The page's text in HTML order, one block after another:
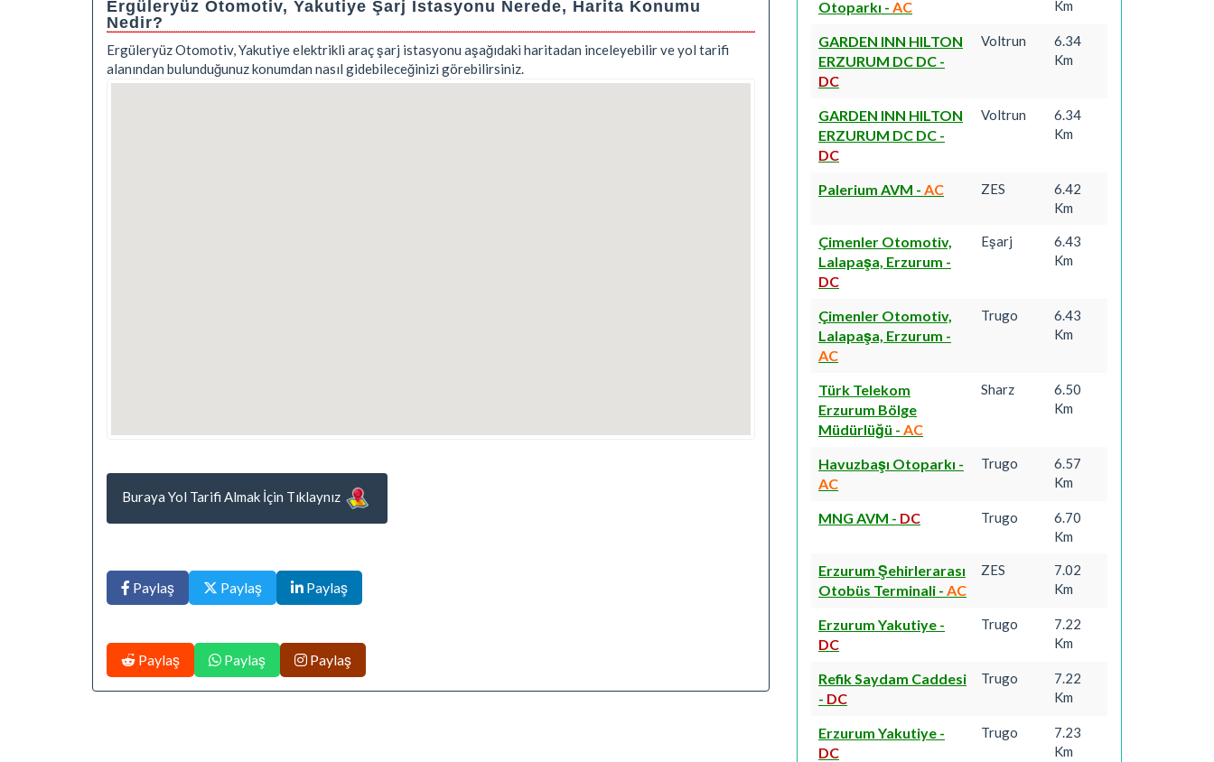
Ergüleryüz Otomotiv, Yakutiye Şarj İstasyonu Nerede, Harita Konumu
Nedir?
Ergüleryüz Otomotiv, Yakutiye elektrikli araç şarj istasyonu aşağıdaki haritadan inceleyebilir ve yol tarifi
alanından bulunduğunuz konumdan nasıl gidebileceğinizi görebilirsiniz.
Buraya Yol Tarifi Almak İçin Tıklaynız
Paylaş Paylaş Paylaş
Paylaş Paylaş Paylaş
Otoparkı - AC
Km
GARDEN INN HILTON
ERZURUM DC DC -
DC
Voltrun
6.34
Km
GARDEN INN HILTON
ERZURUM DC DC -
DC
Voltrun
6.34
Km
Palerium AVM - AC ZES
6.42
Km
Çimenler Otomotiv,
Lalapaşa, Erzurum -
DC
Eşarj
6.43
Km
Çimenler Otomotiv,
Lalapaşa, Erzurum -
AC
Trugo
6.43
Km
Türk Telekom
Erzurum Bölge
Müdürlüğü - AC
Sharz
6.50
Km
Havuzbaşı Otoparkı -
AC
Trugo
6.57
Km
MNG AVM - DC Trugo
6.70
Km
Erzurum Şehirlerarası
Otobüs Terminali - AC
ZES
7.02
Km
Erzurum Yakutiye -
DC
Trugo
7.22
Km
Refik Saydam Caddesi
- DC
Trugo
7.22
Km
Erzurum Yakutiye -
DC
Trugo
7.23
Km